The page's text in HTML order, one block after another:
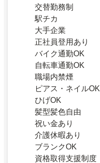
交替勤務制
駅チカ
大手企業
正社員登用あり
バイク通勤OK
自転車通勤OK
職場内禁煙
ピアス・ネイルOK
ひげOK
髪型髪色自由
祝い金あり
介護休暇あり
ブランクOK
資格取得支援制度